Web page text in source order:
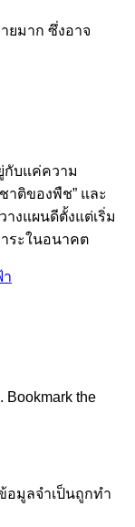
ยมาก ซึ่งอาจ
กับแค่ความ
าติของพืช” และ
างแผนดีตั้งแต่เริ่ม
ระในอนาคต
. Bookmark the
อมูลจำเป็นถูกทำ